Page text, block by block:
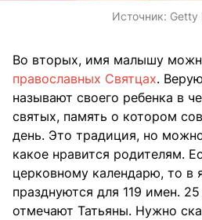
Источник: Getty
Во вторых, имя малышу
православных Святцах.
называют своего ребенка в
святых, память о котором
день. Это традиция, но
какое нравится родителям.
церковному календарю, то в
празднуются для 119 имен.
отмечают Татьяны. Нужно